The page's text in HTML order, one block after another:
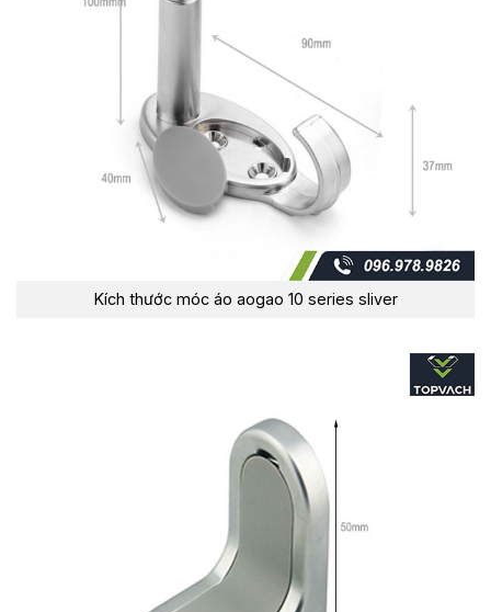
Kích thước móc áo aogao 10 series sliver